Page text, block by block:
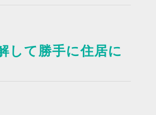
して勝手に住居に